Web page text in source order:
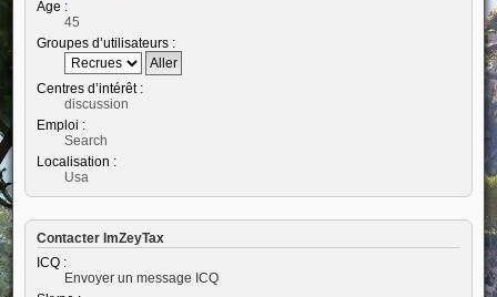
Âge :
45
Groupes d’utilisateurs :
Centres d’intérêt :
discussion
Emploi :
Search
Localisation :
Usa
Contacter ImZeyTax
ICQ :
Envoyer un message ICQ